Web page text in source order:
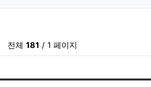
전체 181 / 1 페이지